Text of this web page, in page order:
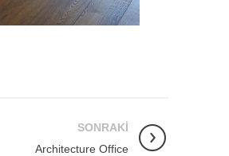
SONRAKI
Architecture Office